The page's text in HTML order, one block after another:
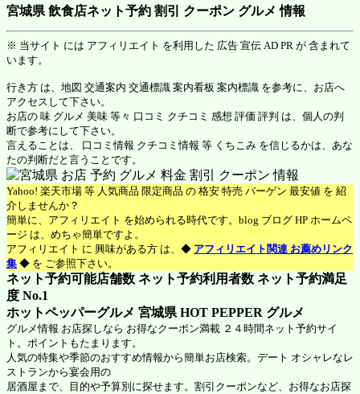
宮城県 飲食店ネット予約 割引 クーポン グルメ 情報
※ 当サイト には アフィリエイト を利用した 広告 宣伝 AD PR が 含まれて
います。
行き方 は、地図 交通案内 交通標識 案内看板 案内標識 を参考に、お店へ
アクセスして下さい。
お店の 味 グルメ 美味 等々 口コミ クチコミ 感想 評価 評判 は、個人の判
断で参考にして下さい。
言えることは、 口コミ情報 クチコミ情報 等 くちこみ を信じるかは、あな
たの判断だと言うことです。
Yahoo! 楽天市場 等 人気商品 限定商品 の 格安 特売 バーゲン 最安値 を 紹
介しませんか？
簡単に、アフィリエイト を始められる時代です。blog ブログ HP ホームペ
ージ は、めちゃ簡単ですよ。
アフィリエイト に 興味がある方 は、◆ アフィリエイト関連 お薦めリンク
集 ◆ を ご参照下さい。
ネット予約可能店舗数 ネット予約利用者数 ネット予約満足
度 No.1
ホットペッパーグルメ 宮城県 HOT PEPPER グルメ
グルメ情報 お店探しなら お得なクーポン満載 ２４時間ネット予約サイ
ト。ポイントもたまります。
人気の特集や季節のおすすめ情報から簡単お店検索。デート オシャレなレ
ストランから宴会用の
居酒屋まで、目的や予算別に探せます。割引クーポンなど、お得なお店探